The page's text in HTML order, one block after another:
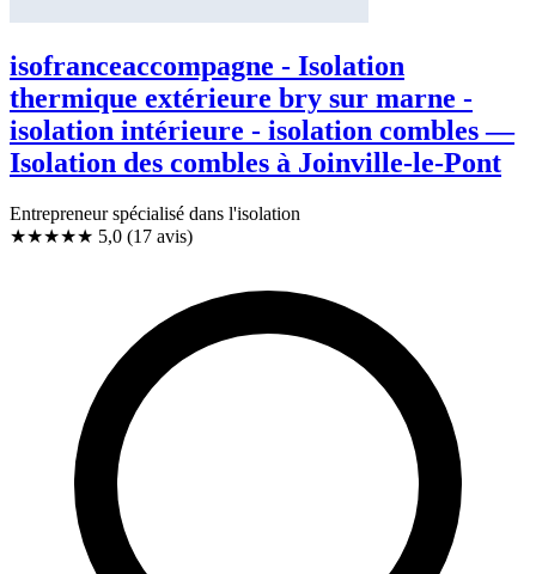
isofranceaccompagne - Isolation
thermique extérieure bry sur marne -
isolation intérieure - isolation combles —
Isolation des combles à Joinville-le-Pont
Entrepreneur spécialisé dans l'isolation
★★★★★ 5,0 (17 avis)